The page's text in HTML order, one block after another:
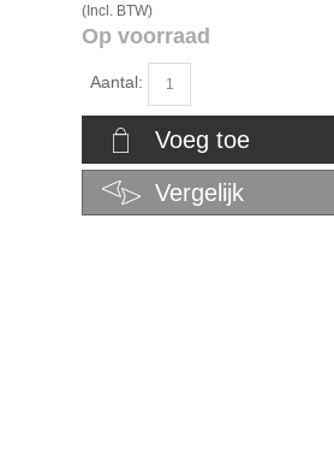
(Incl. BTW)
Op voorraad
Aantal:
Voeg toe
Vergelijk